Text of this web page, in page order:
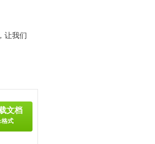
让我们
文档
格式